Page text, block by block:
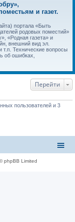
и газет.
портала «Быть
родовых поместий»
«Родная газета» и
внешний вид эл.
Технические вопросы
об ошибках,
Перейти
пользователей и 3
phpBB Limited